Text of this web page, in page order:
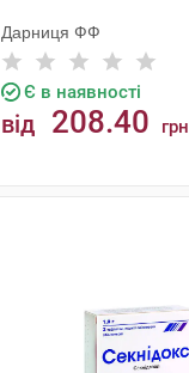
Дарниця ФФ
Є в наявності
від 208.40 грн